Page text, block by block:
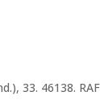
33. 46138.